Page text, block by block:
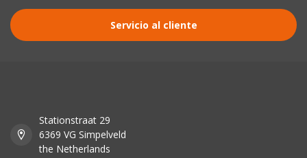
Servicio al cliente
Stationstraat 29
6369 VG Simpelveld
the Netherlands